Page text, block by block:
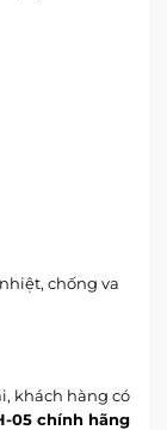
chống va
khách hàng có
05 chính hãng